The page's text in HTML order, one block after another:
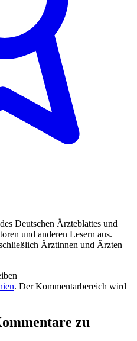
Deutschen Ärzteblattes und
und anderen Lesern aus.
Ärztinnen und Ärzten
. Der Kommentarbereich wird
zu